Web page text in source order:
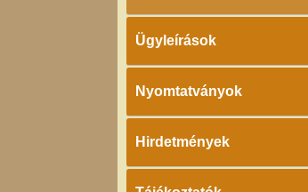
Ügyleírások
Nyomtatványok
Hirdetmények